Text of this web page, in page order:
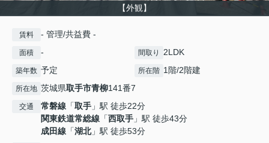
【外観】
賃料 - 管理/共益費 -
面積 - 間取り 2LDK
築年数 予定 所在階 1階/2階建
所在地 茨城県取手市青柳141番7
交通 常磐線 「取手 」駅 徒歩22分
関東鉄道常総線 「西取手 」駅 徒歩43分
成田線 「湖北」駅 徒歩53分